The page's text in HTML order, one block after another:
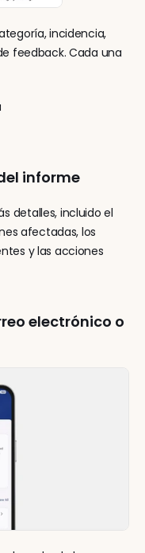
incidencia,
feedback. Cada una
informe
detalles, incluido el
afectadas, los
y las acciones
electrónico o